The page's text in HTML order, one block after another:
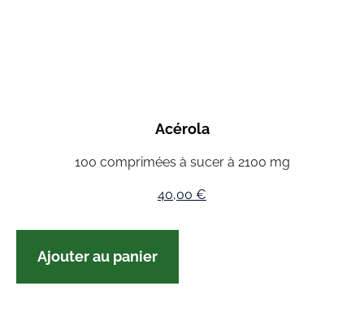
Acérola
100 comprimées à sucer à 2100 mg
40,00 €
Ajouter au panier